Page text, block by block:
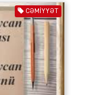
CƏMIYYƏT